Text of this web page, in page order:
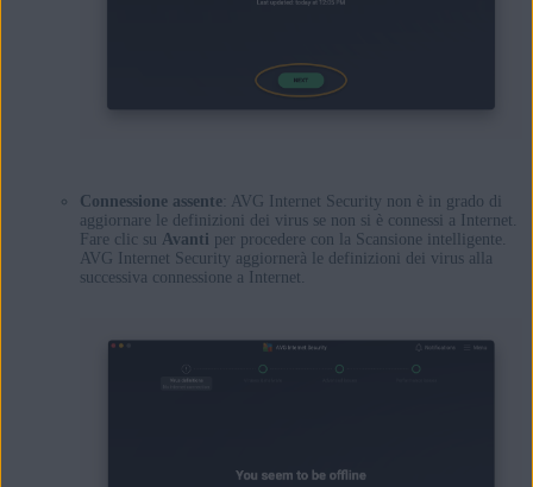
Connessione assente: AVG Internet Security non è in grado di
aggiornare le definizioni dei virus se non si è connessi a Internet.
Fare clic su Avanti per procedere con la Scansione intelligente.
AVG Internet Security aggiornerà le definizioni dei virus alla
successiva connessione a Internet.